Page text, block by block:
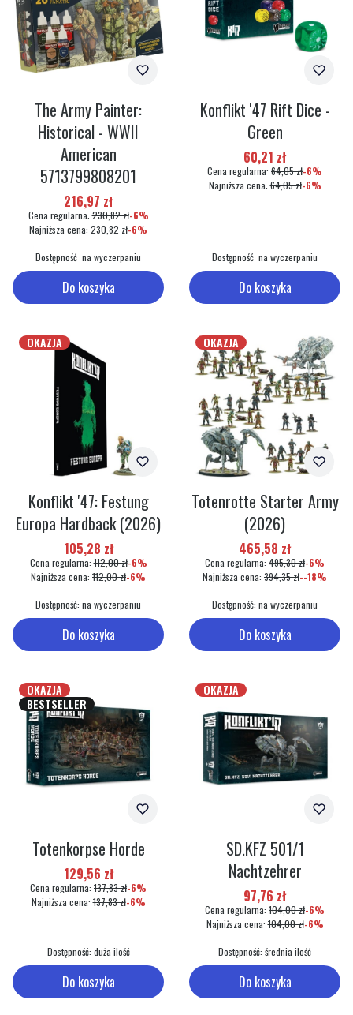
Do koszyka
The Army Painter:
Historical - WWII
American
5713799808201
Cena promocyjna
216,97 zł
Cena regularna: 230,82 zł-6%
Najniższa cena: 230,82 zł-6%
Dostępność: na wyczerpaniu
Do koszyka
Konflikt '47 Rift Dice -
Green
Cena promocyjna
60,21 zł
Cena regularna: 64,05 zł-6%
Najniższa cena: 64,05 zł-6%
Dostępność: na wyczerpaniu
OKAZJA
Do koszyka
Konflikt '47: Festung
Europa Hardback (2026)
Cena promocyjna
105,28 zł
Cena regularna: 112,00 zł-6%
Najniższa cena: 112,00 zł-6%
Dostępność: na wyczerpaniu
OKAZJA
Do koszyka
Totenrotte Starter Army
(2026)
Cena promocyjna
465,58 zł
Cena regularna: 495,30 zł-6%
Najniższa cena: 394,35 zł--18%
Dostępność: na wyczerpaniu
OKAZJA
BESTSELLER
Do koszyka
Totenkorpse Horde
Cena promocyjna
129,56 zł
Cena regularna: 137,83 zł-6%
Najniższa cena: 137,83 zł-6%
Dostępność: duża ilość
OKAZJA
Do koszyka
SD.KFZ 501/1
Nachtzehrer
Cena promocyjna
97,76 zł
Cena regularna: 104,00 zł-6%
Najniższa cena: 104,00 zł-6%
Dostępność: średnia ilość